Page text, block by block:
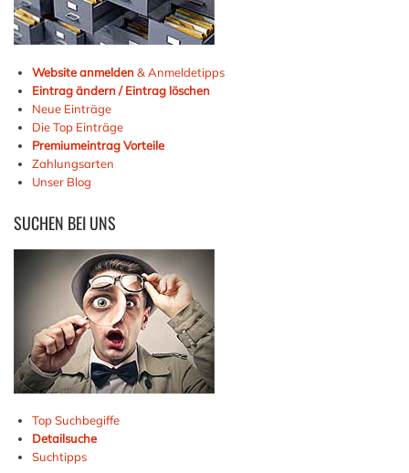
Website anmelden& Anmeldetipps
Eintrag ändern / Eintrag löschen
Neue Einträge
Die Top Einträge
Premiumeintrag Vorteile
Zahlungsarten
Unser Blog
SUCHEN BEI UNS
Top Suchbegiffe
Detailsuche
Suchtipps